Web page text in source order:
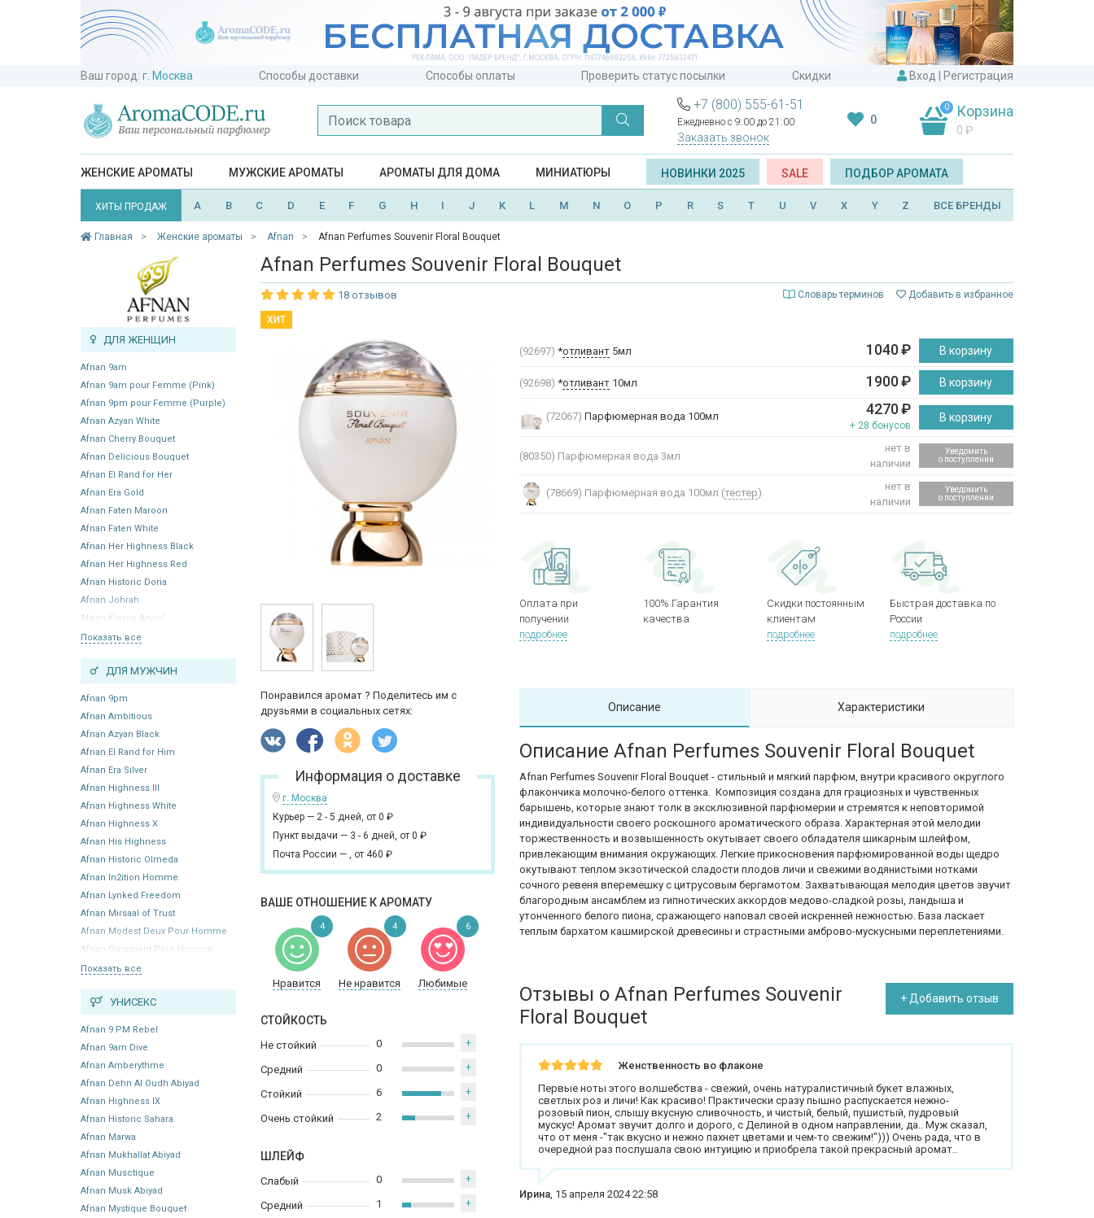
Ваш город: г. Москва Способы доставки Способы оплаты Проверить статус посылки Скидки Вход Регистрация
+7 (800) 555-61-51
Ежедневно с 9:00 до 21:00
Заказать звонок
0
0 Корзина
0 ₽
ЖЕНСКИЕ АРОМАТЫ МУЖСКИЕ АРОМАТЫ АРОМАТЫ ДЛЯ ДОМА МИНИАТЮРЫ НОВИНКИ 2025 SALE ПОДБОР АРОМАТА
ХИТЫ ПРОДАЖ A B C D E F G H I J K L M N O P R S T U V X Y Z ВСЕ БРЕНДЫ
Главная Женские ароматы Afnan Afnan Perfumes Souvenir Floral Bouquet
ДЛЯ ЖЕНЩИН
Afnan 9am
Afnan 9am pour Femme (Pink)
Afnan 9pm pour Femme (Purple)
Afnan Azyan White
Afnan Cherry Bouquet
Afnan Delicious Bouquet
Afnan El Rand for Her
Afnan Era Gold
Afnan Faten Maroon
Afnan Faten White
Afnan Her Highness Black
Afnan Her Highness Red
Afnan Historic Doria
Afnan Johrah
Afnan Kiaana Angel
Показать все
ДЛЯ МУЖЧИН
Afnan 9pm
Afnan Ambitious
Afnan Azyan Black
Afnan El Rand for Him
Afnan Era Silver
Afnan Highness III
Afnan Highness White
Afnan Highness X
Afnan His Highness
Afnan Historic Olmeda
Afnan In2ition Homme
Afnan Lynked Freedom
Afnan Mirsaal of Trust
Afnan Modest Deux Pour Homme
Afnan Ornament Pour Homme
Показать все
УНИСЕКС
Afnan 9 PM Rebel
Afnan 9am Dive
Afnan Amberythme
Afnan Dehn Al Oudh Abiyad
Afnan Highness IX
Afnan Historic Sahara
Afnan Marwa
Afnan Mukhallat Abiyad
Afnan Musctique
Afnan Musk Abiyad
Afnan Mystique Bouquet
Afnan Perfumes Souvenir Floral Bouquet
18 отзывов Словарь терминов Добавить в избранное
ХИТ
Понравился аромат ? Поделитесь им с
друзьями в социальных сетях:
Информация о доставке
г. Москва
Курьер — 2 - 5 дней, от 0 ₽
Пункт выдачи — 3 - 6 дней, от 0 ₽
Почта России — , от 460 ₽
ВАШЕ ОТНОШЕНИЕ К АРОМАТУ
Нравится Не нравится Любимые
4 4 6
СТОЙКОСТЬ
Не стойкий
Средний
Стойкий
Очень стойкий
0 +
0 +
6 +
2 +
ШЛЕЙФ
Слабый
Средний
0 +
1 +
(92697) *отливант 5мл 1040₽ В корзину
(92698) *отливант 10мл 1900₽ В корзину
(72067) Парфюмерная вода 100мл 4270₽
+ 28 бонусов
В корзину
(80350) Парфюмерная вода 3мл
нет в
наличии
Уведомить
о поступлении
(78669) Парфюмерная вода 100мл (тестер)
нет в
наличии
Уведомить
о поступлении
Оплата при
получении
подробнее
100% Гарантия
качества
Скидки постоянным
клиентам
подробнее
Быстрая доставка по
России
подробнее
Описание Характеристики
Описание Afnan Perfumes Souvenir Floral Bouquet
Afnan Perfumes Souvenir Floral Bouquet - стильный и мягкий парфюм,внутри красивого округлого
флакончика молочно-белого оттенка. Композиция создана для грациозных и чувственных
барышень, которые знают толк в эксклюзивной парфюмерии и стремятся к неповторимой
индивидуальности своего роскошного ароматического образа. Характерная этой мелодии
торжественность и возвышенность окутывает своего обладателя шикарным шлейфом,
привлекающим внимания окружающих. Легкие прикосновения парфюмированной воды щедро
окутывают теплом экзотической сладости плодов личи и свежими водянистыми нотками
сочного ревеня вперемешку с цитрусовым бергамотом. Захватывающая мелодия цветов звучит
благородным ансамблем из гипнотических аккордов медово-сладкой розы, ландыша и
утонченного белого пиона, сражающего наповал своей искренней нежностью. База ласкает
теплым бархатом кашмирской древесины и страстными амброво-мускусными переплетениями.
Отзывы о Afnan Perfumes Souvenir
Floral Bouquet
+ Добавить отзыв
Женственность во флаконе
Первые ноты этого волшебства - свежий, очень натуралистичный букет влажных,
светлых роз и личи! Как красиво! Практически сразу пышно распускается нежно-
розовый пион, слышу вкусную сливочность, и чистый, белый, пушистый, пудровый
мускус! Аромат звучит долго и дорого, с Делиной в одном направлении, да.. Муж сказал,
что от меня -"так вкусно и нежно пахнет цветами и чем-то свежим!"))) Очень рада, что в
очередной раз послушала свою интуицию и приобрела такой прекрасный аромат..
Ирина, 15 апреля 2024 22:58